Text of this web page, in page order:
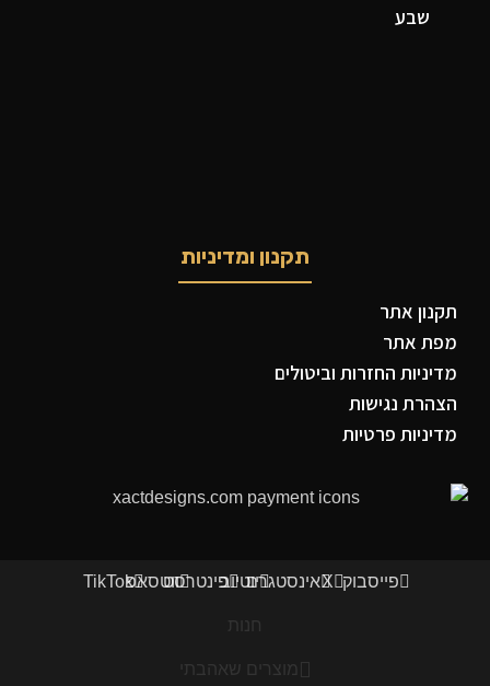
שבע
תקנון ומדיניות
תקנון אתר
מפת אתר
מדיניות החזרות וביטולים
הצהרת נגישות
מדיניות פרטיות
פייסבוק XאינסטגרםיוטיובפינטרסטווטסאפTikTok
חנות
מוצרים שאהבתי